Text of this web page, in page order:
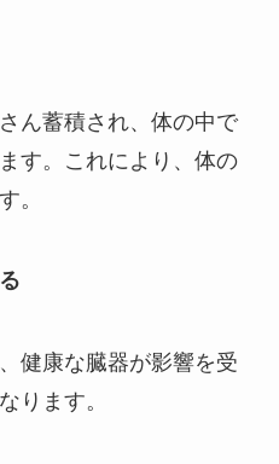
ん蓄積され、体の中で
す。これにより、体の
。
健康な臓器が影響を受
ります。